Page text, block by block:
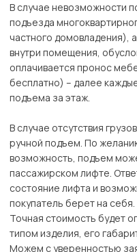
В случае невозможности
подъезда
частного домовладения),
внутри помещения,
оплачивается пронос
бесплатно) – далее
подъема за этаж.
В случае отсутствия
ручной подъем. По
возможность, подъем
пассажирском лифте.
состояние лифта и
покупатель берет на себя.
Точная стоимость будет
типом изделия, его
Можем с уверенностью